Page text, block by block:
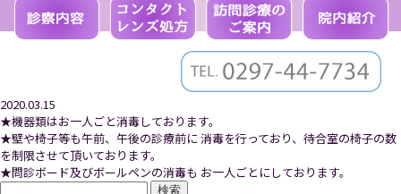
2020.03.15
★機器類はお一人ごと消毒しております。
★壁や椅子等も午前、午後の診療前に 消毒を行っており、待合室の椅子の数
を制限させて頂いております。
★問診ボード及びボールペンの消毒も お一人ごとにしております。